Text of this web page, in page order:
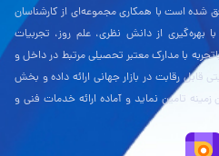
است با همکاری مجموعه‌ای از کارشناسان
بهره‌گیری از دانش نظری، علم روز، تجربیات
با مدارک معتبر تحصیلی مرتبط در داخل و
قابل رقابت در بازار جهانی ارائه داده و بخش
زمینه تامین نماید و آماده ارائه خدمات فنی و